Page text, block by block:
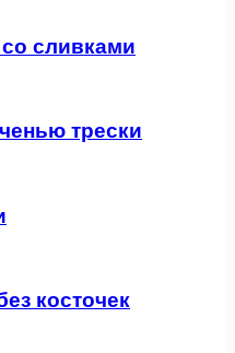
сливками
трески
косточек